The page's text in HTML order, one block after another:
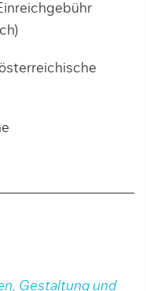
Gestaltung und